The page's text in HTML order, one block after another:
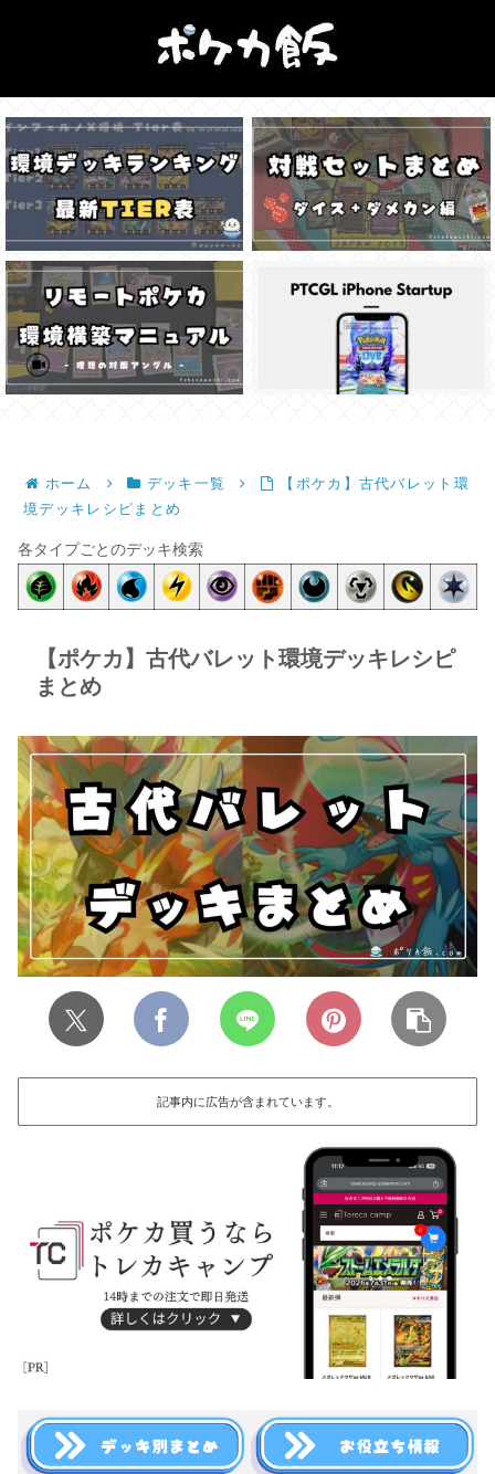
ホーム デッキ一覧
【ポケカ】古代バレット環
境デッキレシピまとめ
各タイプごとのデッキ検索
【ポケカ】古代バレット環境デッキレシピ
まとめ
記事内に広告が含まれています。